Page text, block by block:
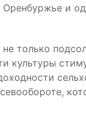
Оренбуржье и
только
культуры